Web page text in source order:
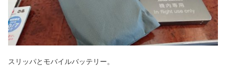
スリッパとモバイルバッテリー。